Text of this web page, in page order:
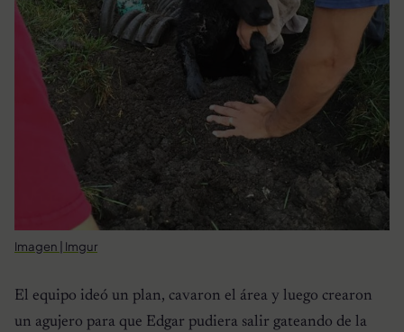
Imagen | Imgur
El equipo ideó un plan, cavaron el área y luego crearon
un agujero para que Edgar pudiera salir gateando de la